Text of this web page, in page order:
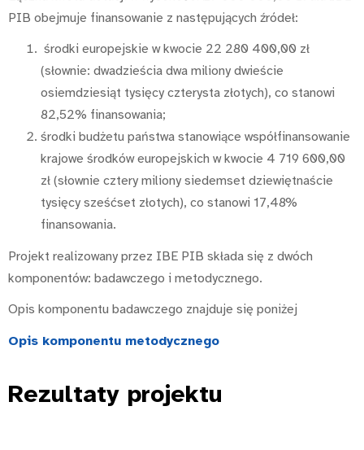
PIB obejmuje finansowanie z następujących źródeł:
środki europejskie w kwocie 22 280 400,00 zł
(słownie: dwadzieścia dwa miliony dwieście
osiemdziesiąt tysięcy czterysta złotych), co stanowi
82,52% finansowania;
środki budżetu państwa stanowiące współfinansowanie
krajowe środków europejskich w kwocie 4 719 600,00
zł (słownie cztery miliony siedemset dziewiętnaście
tysięcy sześćset złotych), co stanowi 17,48%
finansowania.
Projekt realizowany przez IBE PIB składa się z dwóch
komponentów: badawczego i metodycznego.
Opis komponentu badawczego znajduje się poniżej
Opis komponentu metodycznego
Rezultaty projektu